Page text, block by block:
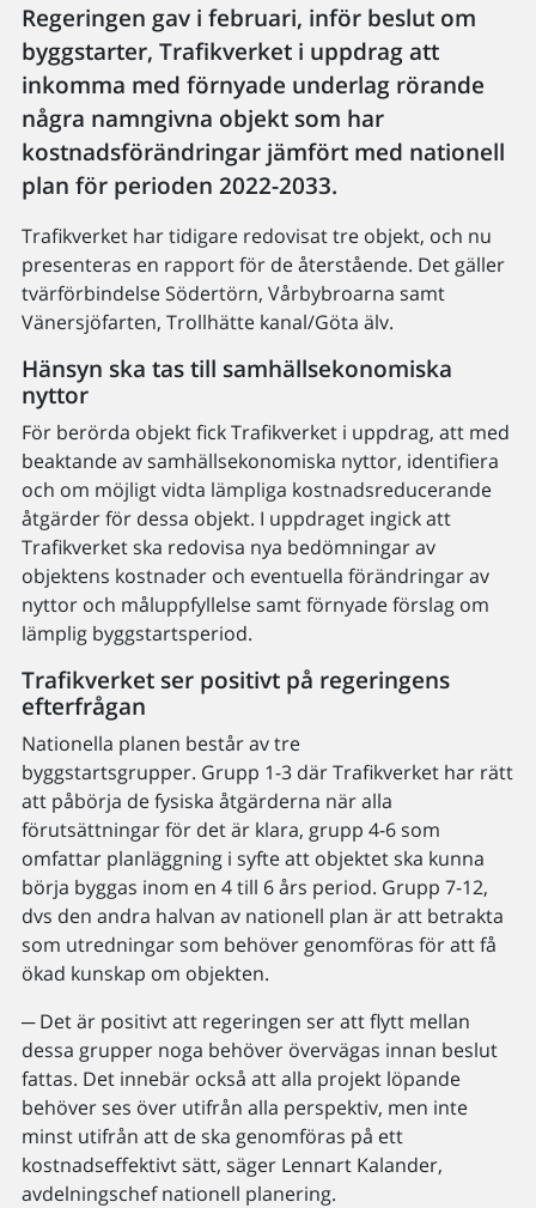
Regeringen gav i februari, inför beslut om
byggstarter, Trafikverket i uppdrag att
inkomma med förnyade underlag rörande
några namngivna objekt som har
kostnadsförändringar jämfört med nationell
plan för perioden 2022-2033.
Trafikverket har tidigare redovisat tre objekt, och nu
presenteras en rapport för de återstående. Det gäller
tvärförbindelse Södertörn, Vårbybroarna samt
Vänersjöfarten, Trollhätte kanal/Göta älv.
Hänsyn ska tas till samhällsekonomiska
nyttor
För berörda objekt fick Trafikverket i uppdrag, att med
beaktande av samhällsekonomiska nyttor, identifiera
och om möjligt vidta lämpliga kostnadsreducerande
åtgärder för dessa objekt. I uppdraget ingick att
Trafikverket ska redovisa nya bedömningar av
objektens kostnader och eventuella förändringar av
nyttor och måluppfyllelse samt förnyade förslag om
lämplig byggstartsperiod.
Trafikverket ser positivt på regeringens
efterfrågan
Nationella planen består av tre
byggstartsgrupper. Grupp 1-3 där Trafikverket har rätt
att påbörja de fysiska åtgärderna när alla
förutsättningar för det är klara, grupp 4-6 som
omfattar planläggning i syfte att objektet ska kunna
börja byggas inom en 4 till 6 års period. Grupp 7-12,
dvs den andra halvan av nationell plan är att betrakta
som utredningar som behöver genomföras för att få
ökad kunskap om objekten.
─ Det är positivt att regeringen ser att flytt mellan
dessa grupper noga behöver övervägas innan beslut
fattas. Det innebär också att alla projekt löpande
behöver ses över utifrån alla perspektiv, men inte
minst utifrån att de ska genomföras på ett
kostnadseffektivt sätt, säger Lennart Kalander,
avdelningschef nationell planering.